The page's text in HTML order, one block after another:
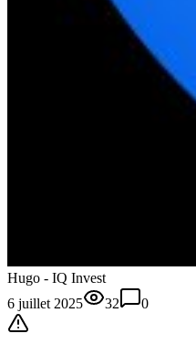
Hugo - IQ Invest
6 juillet 2025
32 0